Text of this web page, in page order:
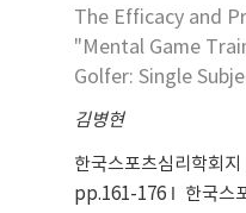
회적 성취목표 척도
이 양호한 것으로 평
별과 학년급간 측정
사회적 수행접근과
이 중학생보다 사회적
다. 결론적으로 본 결
The Efficacy and
"Mental Game
Golfer: Single
김병현
한국스포츠심리학회지
pp.161-176
한국스